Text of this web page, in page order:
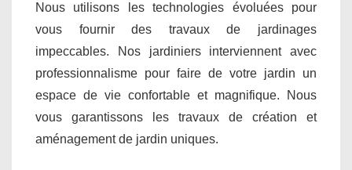
Nous utilisons les technologies évoluées pour
vous fournir des travaux de jardinages
impeccables. Nos jardiniers interviennent avec
professionnalisme pour faire de votre jardin un
espace de vie confortable et magnifique. Nous
vous garantissons les travaux de création et
aménagement de jardin uniques.